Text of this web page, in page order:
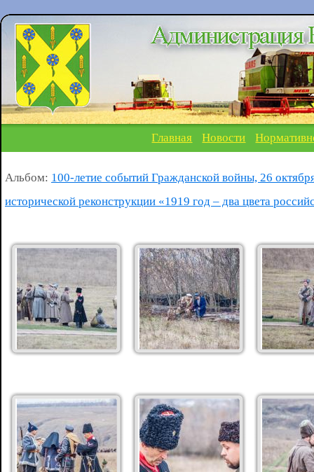
Главная Новости
Альбом: 100-летие событий Гражданской войны, 26
исторической реконструкции «1919 год – два цвета